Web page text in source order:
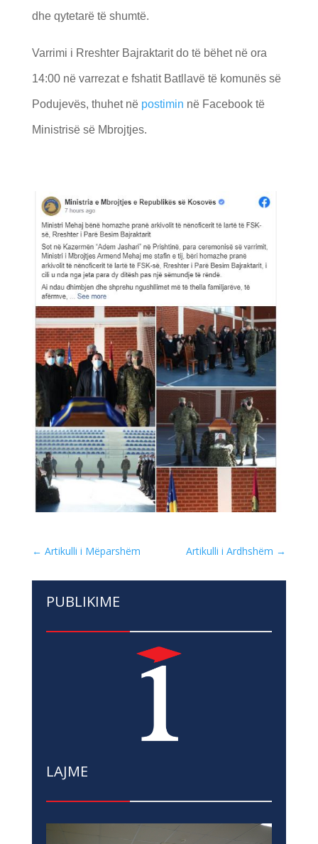
dhe qytetarë të shumtë.
Varrimi i Rreshter Bajraktarit do të bëhet në ora
14:00 në varrezat e fshatit Batllavë të komunës së
Podujevës, thuhet në postimin në Facebook të
Ministrisë së Mbrojtjes.
← Artikulli i Mëparshëm Artikulli i Ardhshëm →
PUBLIKIME
LAJME